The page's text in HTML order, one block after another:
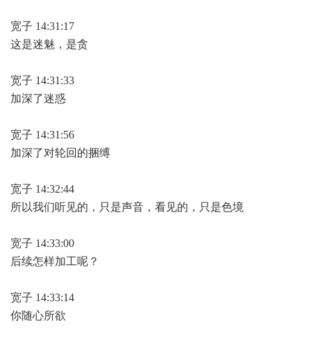
宽子 14:31:17
这是迷魅，是贪
宽子 14:31:33
加深了迷惑
宽子 14:31:56
加深了对轮回的捆缚
宽子 14:32:44
所以我们听见的，只是声音，看见的，只是色境
宽子 14:33:00
后续怎样加工呢？
宽子 14:33:14
你随心所欲